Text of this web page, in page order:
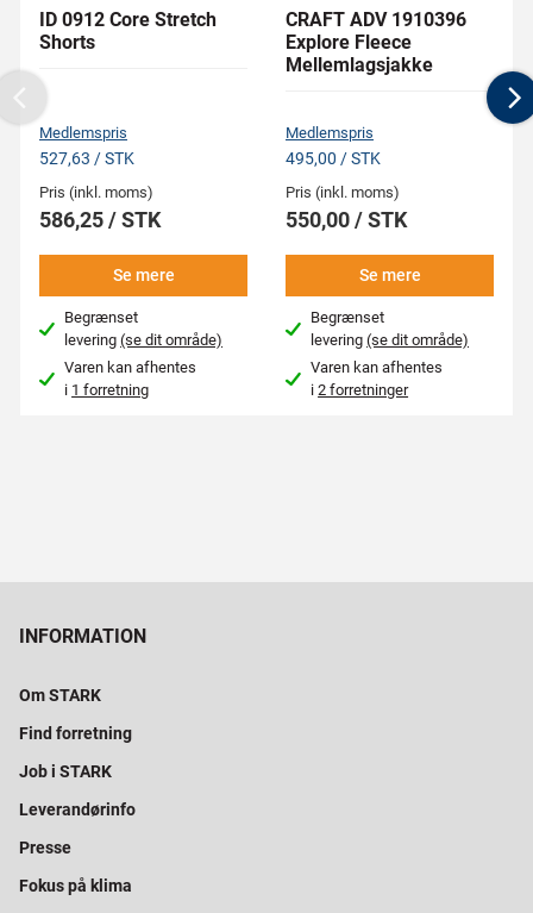
ID 0912 Core Stretch
Shorts
Medlemspris
527,63 / STK
Pris (inkl. moms)
586,25 / STK
Se mere
Begrænset
levering(se dit område)
Varen kan afhentes
i 1 forretning
CRAFT ADV 1910396
Explore Fleece
Mellemlagsjakke
Medlemspris
495,00 / STK
Pris (inkl. moms)
550,00 / STK
Se mere
Begrænset
levering(se dit område)
Varen kan afhentes
i2 forretninger
Previous
INFORMATION
Om STARK
Find forretning
Job i STARK
Leverandørinfo
Presse
Fokus på klima